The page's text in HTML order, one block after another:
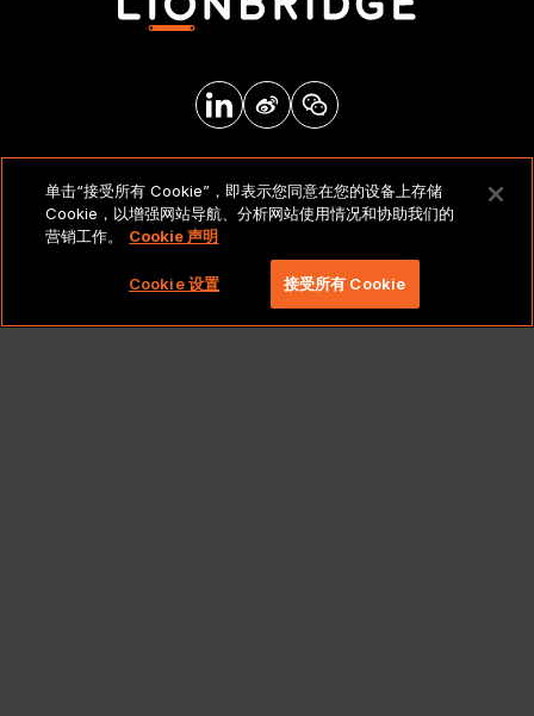
法律声明和政策
版权所有 2026 北京莱博智环球科技有限公司。保留所有
权利。
单击“接受所有 Cookie”，即表示您同意在您的设备上存储
Cookie，以增强网站导航、分析网站使用情况和协助我们的
营销工作。
Cookie 声明
Cookie 设置 接受所有 Cookie